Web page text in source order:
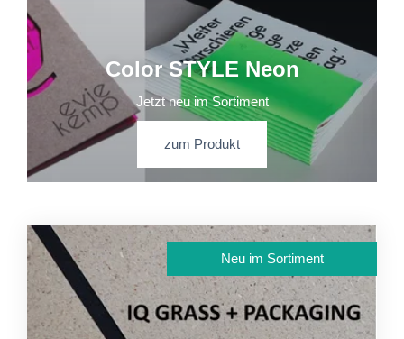
Color STYLE Neon
Jetzt neu im Sortiment
zum Produkt
Neu im Sortiment